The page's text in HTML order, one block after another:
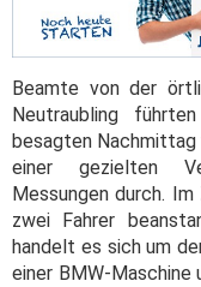
Beamte von der
Neutraubling
besagten Nachmittag
einer gezielten
Messungen durch.
zwei Fahrer
handelt es sich um
einer BMW-Maschine